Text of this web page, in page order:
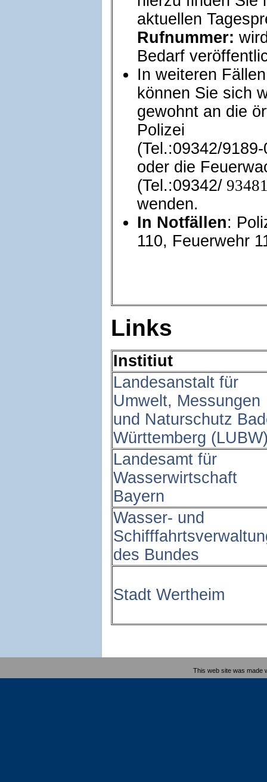
aktuellen
Rufnummer:
Bedarf
In weiteren Fällen
können Sie sich
gewohnt an die
Polizei
(Tel.:09342/9189-
oder die
(Tel.:09342/
wenden.
In Notfällen:
110, Feuerwehr
Links
Institiut
Landesanstalt für
Umwelt, Messungen
und Naturschutz
Württemberg
Landesamt für
Wasserwirtschaft
Bayern
Wasser- und
des Bundes
Stadt Wertheim
This web site was made